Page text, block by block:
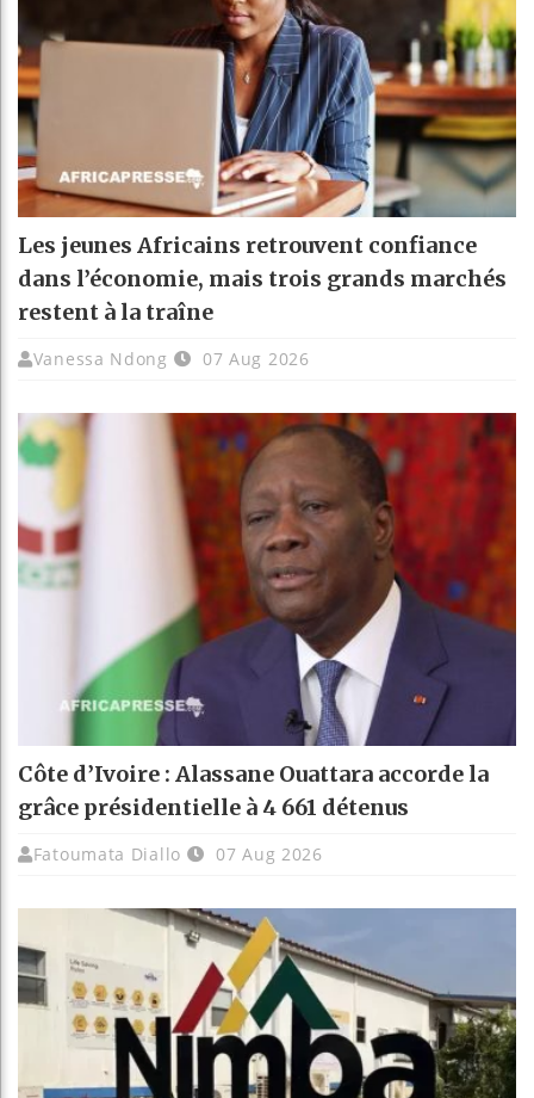
Les jeunes Africains retrouvent confiance
dans l’économie, mais trois grands marchés
restent à la traîne
Vanessa Ndong 07 Aug 2026
Côte d’Ivoire : Alassane Ouattara accorde la
grâce présidentielle à 4 661 détenus
Fatoumata Diallo 07 Aug 2026